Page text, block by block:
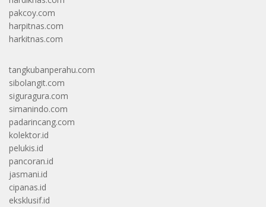
pakcoy.com
harpitnas.com
harkitnas.com
tangkubanperahu.com
sibolangit.com
siguragura.com
simanindo.com
padarincang.com
kolektor.id
pelukis.id
pancoran.id
jasmani.id
cipanas.id
eksklusif.id